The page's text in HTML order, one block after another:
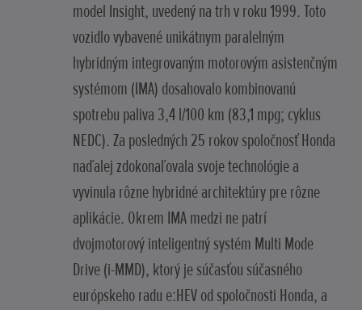
model Insight, uvedený na trh v roku 1999. Toto
vozidlo vybavené unikátnym paralelným
hybridným integrovaným motorovým asistenčným
systémom (IMA) dosahovalo kombinovanú
spotrebu paliva 3,4 l/100 km (83,1 mpg; cyklus
NEDC). Za posledných 25 rokov spoločnosť Honda
naďalej zdokonaľovala svoje technológie a
vyvinula rôzne hybridné architektúry pre rôzne
aplikácie. Okrem IMA medzi ne patrí
dvojmotorový inteligentný systém Multi Mode
Drive (i-MMD), ktorý je súčasťou súčasného
európskeho radu e:HEV od spoločnosti Honda, a